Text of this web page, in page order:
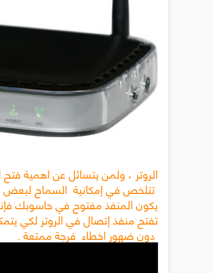
الروتر ، ولمن يتسائل عن اهمية
تتلخص في إمكانية السماح لبعض
يكون المنفذ مفتوح في حاسوبك
تفتح منفذ إتصال في الروتر لكي
دون ضهور اخطاء فرجة ممتعة .